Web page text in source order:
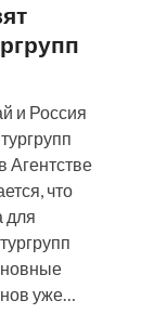
и Россия
Агентстве
что
для
уже…